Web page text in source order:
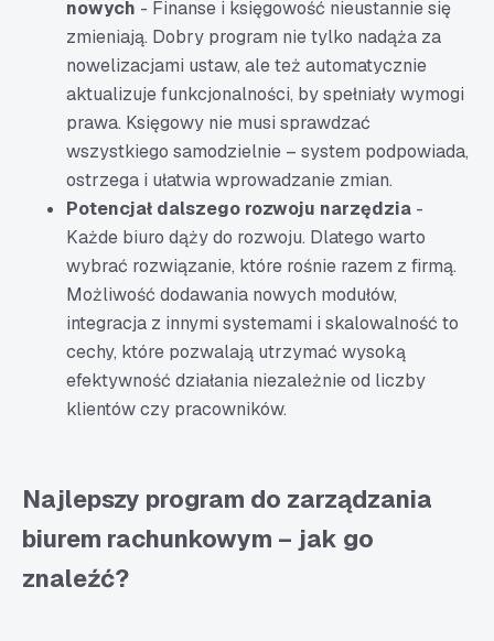
nowych - Finanse i księgowość nieustannie się
zmieniają. Dobry program nie tylko nadąża za
nowelizacjami ustaw, ale też automatycznie
aktualizuje funkcjonalności, by spełniały wymogi
prawa. Księgowy nie musi sprawdzać
wszystkiego samodzielnie – system podpowiada,
ostrzega i ułatwia wprowadzanie zmian.
Potencjał dalszego rozwoju narzędzia -
Każde biuro dąży do rozwoju. Dlatego warto
wybrać rozwiązanie, które rośnie razem z firmą.
Możliwość dodawania nowych modułów,
integracja z innymi systemami i skalowalność to
cechy, które pozwalają utrzymać wysoką
efektywność działania niezależnie od liczby
klientów czy pracowników.
Najlepszy program do zarządzania
biurem rachunkowym – jak go
znaleźć?